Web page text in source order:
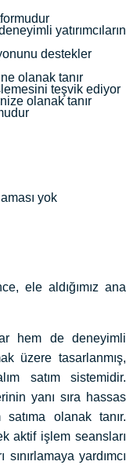
yatırımcıların
destekler
olanak tanır
teşvik ediyor
olanak tanır
yok
ele aldığımız ana
hem de deneyimli
üzere tasarlanmış,
satım sistemidir.
yanı sıra hassas
olanak tanır.
aktif işlem seansları
yardımcı